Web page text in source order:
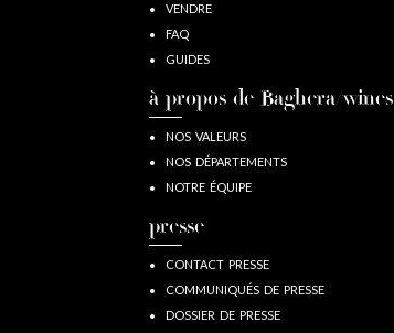
VENDRE
FAQ
GUIDES
à propos de Baghera/wines
NOS VALEURS
NOS DÉPARTEMENTS
NOTRE ÉQUIPE
presse
CONTACT PRESSE
COMMUNIQUÉS DE PRESSE
DOSSIER DE PRESSE